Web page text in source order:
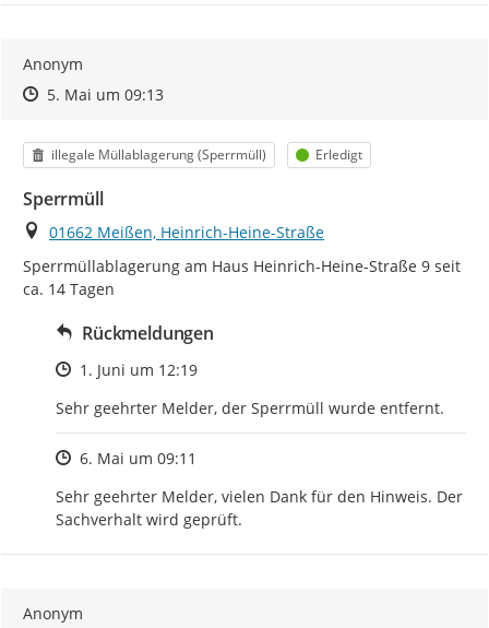
Anonym
Zeitpunkt des Erstellens
Zeitpunkt des Erstellens
5. Mai um 09:13Zur Äußerung
Kategorie
illegale Müllablagerung (Sperrmüll) Status
Erledigt
Sperrmüll
Ort
01662 Meißen, Heinrich-Heine-Straße
Sperrmüllablagerung am Haus Heinrich-Heine-Straße 9 seit
ca. 14 Tagen
Rückmeldungen
Zeitpunkt des Erstellens
1. Juni um 12:19
Sehr geehrter Melder, der Sperrmüll wurde entfernt.
Zeitpunkt des Erstellens
6. Mai um 09:11
Sehr geehrter Melder, vielen Dank für den Hinweis. Der
Sachverhalt wird geprüft.
Anonym